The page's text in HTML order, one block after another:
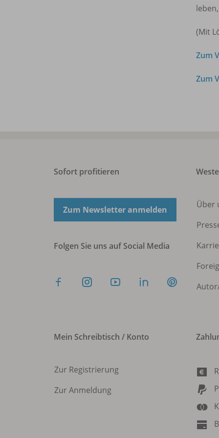
(Mit
Zum
Zum
Sofort profitieren
Zum Newsletter anmelden
Folgen Sie uns auf Social Media
Über
Mein Schreibtisch / Konto
Zur Registrierung
Zur Anmeldung